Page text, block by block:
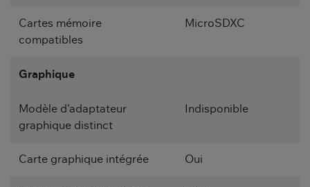
Cartes mémoire
compatibles
MicroSDXC
Graphique
Modèle d'adaptateur
graphique distinct
Indisponible
Carte graphique intégrée Oui